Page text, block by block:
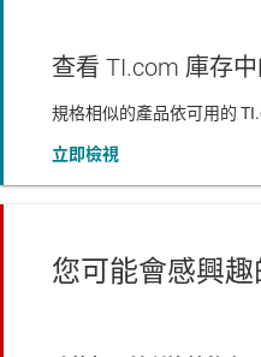
查看 TI.com 庫存
規格相似的產品依可用的
立即檢視
您可能會感興